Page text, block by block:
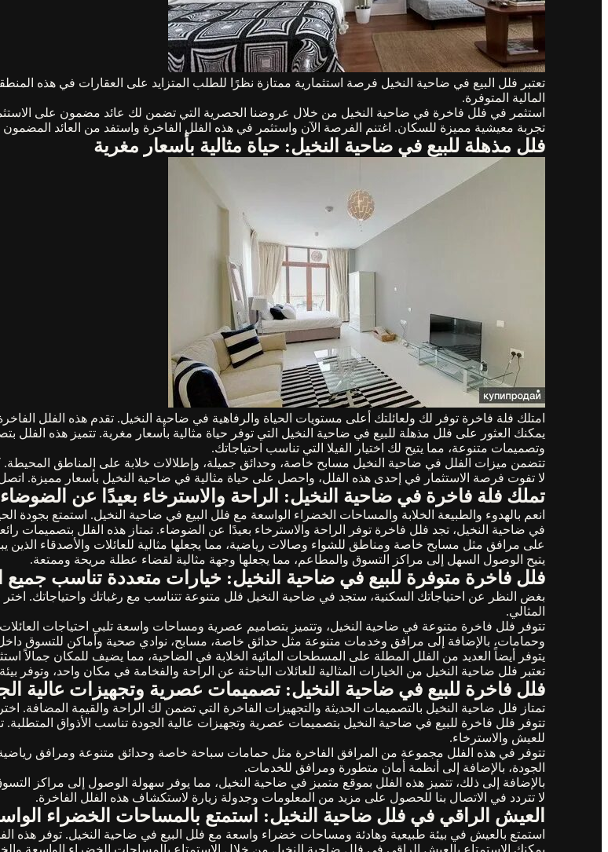
تعتبر فلل البيع في ضاحية النخيل فرصة استثمارية ممتازة نظرًا للطلب المتزايد على العقارات في هذه
المالية المتوفرة.
استثمر في فلل فاخرة في ضاحية النخيل من خلال عروضنا الحصرية التي تضمن لك عائد مضمون على
تجربة معيشية مميزة للسكان. اغتنم الفرصة الآن واستثمر في هذه الفلل الفاخرة واستفد من العائد المضمون
فلل مذهلة للبيع في ضاحية النخيل: حياة مثالية بأسعار مغرية
امتلك فلة فاخرة توفر لك ولعائلتك أعلى مستويات الحياة والرفاهية في ضاحية النخيل. تقدم هذه الفلل
يمكنك العثور على فلل مذهلة للبيع في ضاحية النخيل التي توفر حياة مثالية بأسعار مغرية. تتميز هذه
وتصميمات متنوعة، مما يتيح لك اختيار الفيلا التي تناسب احتياجاتك.
تتضمن ميزات الفلل في ضاحية النخيل مسابح خاصة، وحدائق جميلة، وإطلالات خلابة على المناطق المحيطة.
لا تفوت فرصة الاستثمار في إحدى هذه الفلل، واحصل على حياة مثالية في ضاحية النخيل بأسعار مميزة. اتصل
تملك فلة فاخرة في ضاحية النخيل: الراحة والاسترخاء بعيدًا عن الضوضاء
انعم بالهدوء والطبيعة الخلابة والمساحات الخضراء الواسعة مع فلل البيع في ضاحية النخيل. استمتع بجودة
في ضاحية النخيل، تجد فلل فاخرة توفر الراحة والاسترخاء بعيدًا عن الضوضاء. تمتاز هذه الفلل بتصميمات
على مرافق مثل مسابح خاصة ومناطق للشواء وصالات رياضية، مما يجعلها مثالية للعائلات والأصدقاء الذين
يتيح الوصول السهل إلى مراكز التسوق والمطاعم، مما يجعلها وجهة مثالية لقضاء عطلة مريحة وممتعة.
فلل فاخرة متوفرة للبيع في ضاحية النخيل: خيارات متعددة تناسب جميع
بغض النظر عن احتياجاتك السكنية، ستجد في ضاحية النخيل فلل متنوعة تتناسب مع رغباتك واحتياجاتك.
المثالي.
تتوفر فلل فاخرة متنوعة في ضاحية النخيل، وتتميز بتصاميم عصرية ومساحات واسعة تلبي احتياجات
وحمامات، بالإضافة إلى مرافق وخدمات متنوعة مثل حدائق خاصة، مسابح، نوادي صحية وأماكن للتسوق
يتوفر أيضاً العديد من الفلل المطلة على المسطحات المائية الخلابة في الضاحية، مما يضيف للمكان جمالاً
تعتبر فلل ضاحية النخيل من الخيارات المثالية للعائلات الباحثة عن الراحة والفخامة في مكان واحد، وتوفر
فلل فاخرة للبيع في ضاحية النخيل: تصميمات عصرية وتجهيزات عالية
تمتاز فلل ضاحية النخيل بالتصميمات الحديثة والتجهيزات الفاخرة التي تضمن لك الراحة والقيمة المضافة.
تتوفر فلل فاخرة للبيع في ضاحية النخيل بتصميمات عصرية وتجهيزات عالية الجودة تناسب الأذواق المتطلبة.
للعيش والاسترخاء.
تتوفر في هذه الفلل مجموعة من المرافق الفاخرة مثل حمامات سباحة خاصة وحدائق متنوعة ومرافق رياضية
الجودة، بالإضافة إلى أنظمة أمان متطورة ومرافق للخدمات.
بالإضافة إلى ذلك، تتميز هذه الفلل بموقع متميز في ضاحية النخيل، مما يوفر سهولة الوصول إلى مراكز
لا تتردد في الاتصال بنا للحصول على مزيد من المعلومات وجدولة زيارة لاستكشاف هذه الفلل الفاخرة.
العيش الراقي في فلل ضاحية النخيل: استمتع بالمساحات الخضراء
استمتع بالعيش في بيئة طبيعية وهادئة ومساحات خضراء واسعة مع فلل البيع في ضاحية النخيل. توفر هذه